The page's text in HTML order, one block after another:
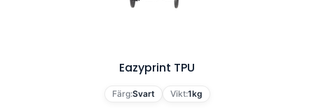
Eazyprint TPU
Färg:Svart Vikt:1kg